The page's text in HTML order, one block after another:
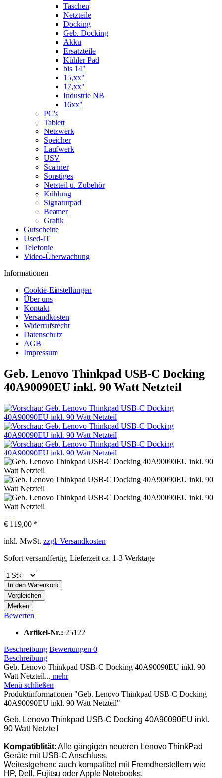
Taschen
Netzteile
Docking
Geb. Docking
Akku
Ersatzteile
Kühler Pad
bis 14"
15,xx"
17,xx"
Industrie NB
16xx"
PC's
Tablett
Netzwerk
Speicher
Laufwerk
USV
Scanner
Sonstiges
Netzteil u. Zubehör
Kühlung
Signaturpad
Beamer
Grafik
Gutscheine
Used-IT
Telefonie
Video-Überwachung
Informationen
Cookie-Einstellungen
Über uns
Kontakt
Versandkosten
Widerrufsrecht
Datenschutz
AGB
Impressum
Geb. Lenovo Thinkpad USB-C Docking
40A90090EU inkl. 90 Watt Netzteil
€ 119,00 *
inkl. MwSt. zzgl. Versandkosten
Sofort versandfertig, Lieferzeit ca. 1-3 Werktage
In den Warenkorb
Vergleichen
Merken
Bewerten
Artikel-Nr.: 25122
Beschreibung Bewertungen 0
Beschreibung
Geb. Lenovo Thinkpad USB-C Docking 40A90090EU inkl. 90
Watt Netzteil... mehr
Menü schließen
Produktinformationen "Geb. Lenovo Thinkpad USB-C Docking
40A90090EU inkl. 90 Watt Netzteil"
Geb. Lenovo Thinkpad USB-C Docking 40A90090EU inkl.
90 Watt Netzteil
Kompatiblität: Alle gängigen neueren Lenovo ThinkPad
Geräte mit USB-C Anschluss.
Weitestgehend auch kompatibel mit Fremdherstellern wie
HP, Dell, Fujitsu oder Apple Notebooks.